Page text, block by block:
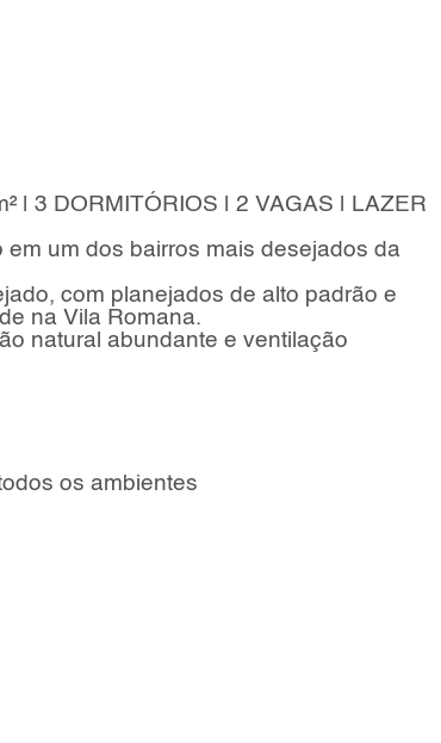
| 3 DORMITÓRIOS | 2 VAGAS | LAZER
um dos bairros mais desejados da
com planejados de alto padrão e
na Vila Romana.
natural abundante e ventilação
os ambientes